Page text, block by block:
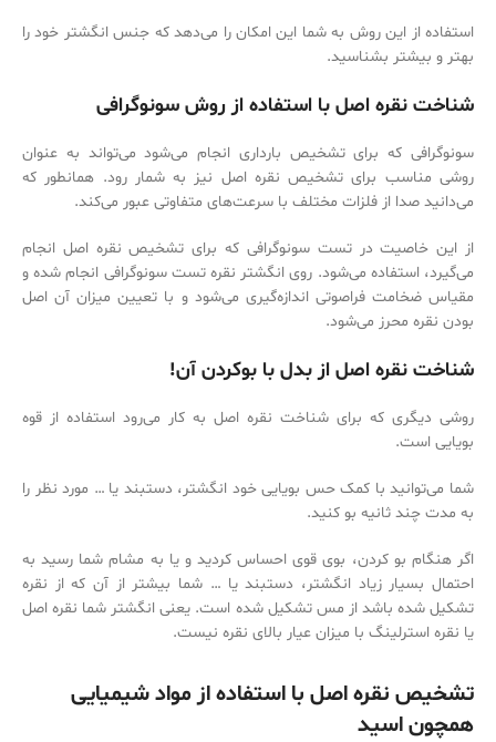
استفاده از این روش به شما این امکان را می‌‌دهد که جنس انگشتر خود را
بهتر و بیشتر بشناسید.
شناخت نقره اصل با استفاده از روش سونوگرافی
سونوگرافی که برای تشخیص بارداری انجام می‌‌شود می‌تواند به عنوان
روشی مناسب برای تشخیص نقره اصل نیز به شمار رود. همانطور که
می‌‌دانید صدا از فلزات مختلف با سرعت‌‌های متفاوتی عبور می‌‌کند.
از این خاصیت در تست سونوگرافی که برای تشخیص نقره اصل انجام
می‌‌گیرد، استفاده می‌‌شود. روی انگشتر نقره تست سونوگرافی انجام شده و
مقیاس ضخامت فراصوتی اندازه‌‌گیری می‌‌شود و با تعیین میزان آن اصل
بودن نقره محرز می‌‌شود.
شناخت نقره اصل از بدل با بوکردن آن!
روشی دیگری که برای شناخت نقره اصل به کار می‌‌رود استفاده از قوه
بویایی است.
شما می‌‌توانید با کمک حس بویایی خود انگشتر، دستبند یا … مورد نظر را
به مدت چند ثانیه بو کنید.
اگر هنگام بو کردن، بوی قوی احساس کردید و یا به مشام شما رسید به
احتمال بسیار زیاد انگشتر، دستبند یا … شما بیشتر از آن که از نقره
تشکیل شده باشد از مس تشکیل شده است. یعنی انگشتر شما نقره اصل
یا نقره استرلینگ با میزان عیار بالای نقره نیست.
تشخیص نقره اصل با استفاده از مواد شیمیایی
همچون اسید